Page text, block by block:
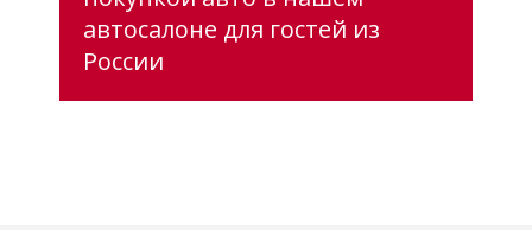
автосалоне для гостей из
России